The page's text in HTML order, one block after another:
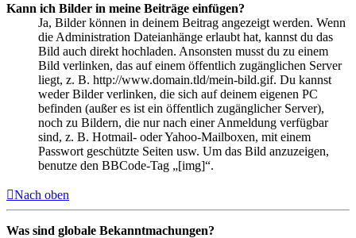
Kann ich Bilder in meine Beiträge einfügen?
Ja, Bilder können in deinem Beitrag angezeigt werden. Wenn
die Administration Dateianhänge erlaubt hat, kannst du das
Bild auch direkt hochladen. Ansonsten musst du zu einem
Bild verlinken, das auf einem öffentlich zugänglichen Server
liegt, z. B. http://www.domain.tld/mein-bild.gif. Du kannst
weder Bilder verlinken, die sich auf deinem eigenen PC
befinden (außer es ist ein öffentlich zugänglicher Server),
noch zu Bildern, die nur nach einer Anmeldung verfügbar
sind, z. B. Hotmail- oder Yahoo-Mailboxen, mit einem
Passwort geschützte Seiten usw. Um das Bild anzuzeigen,
benutze den BBCode-Tag „[img]“.
Nach oben
Was sind globale Bekanntmachungen?